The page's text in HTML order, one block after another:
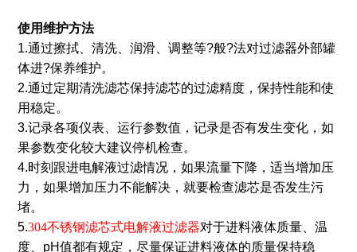
使用维护方法
1.通过擦拭、清洗、润滑、调整等?般?法对过滤器外部罐
体进?保养维护。
2.通过定期清洗滤芯保持滤芯的过滤精度，保持性能和使
用稳定。
3.记录各项仪表、运行参数值，记录是否有发生变化，如
果参数变化较大建议停机检查。
4.时刻跟进电解液过滤情况，如果流量下降，适当增加压
力，如果增加压力不能解决，就要检查滤芯是否发生污
堵。
5.304不锈钢滤芯式电解液过滤器对于进料液体质量、温
度、pH值都有规定，尽量保证进料液体的质量保持稳